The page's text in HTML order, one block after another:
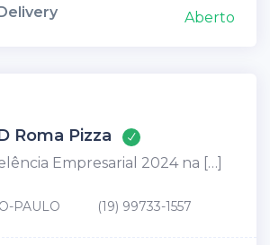
Aberto
Roma Pizza
Empresarial 2024 na […]
PAULO (19) 99733-1557